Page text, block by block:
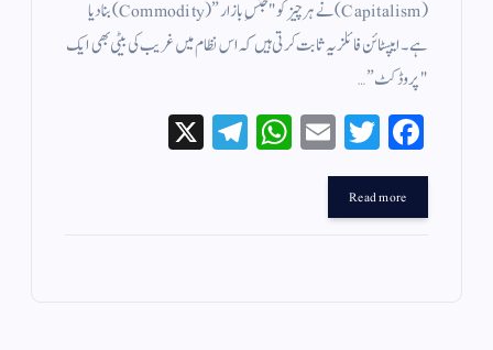
(Capitalism) نے ہر چیز کو "جنسِ بازار” (Commodity) بنا دیا
ہے۔​ایپسٹائن فائلز یہ ثابت کرتی ہیں کہ اس نظام میں غریب کی بیٹی بھی ایک
"پروڈکٹ”…
Fa
ce
bo
ok
T
wi
r
E
m
W
ha
Te
le
Read more